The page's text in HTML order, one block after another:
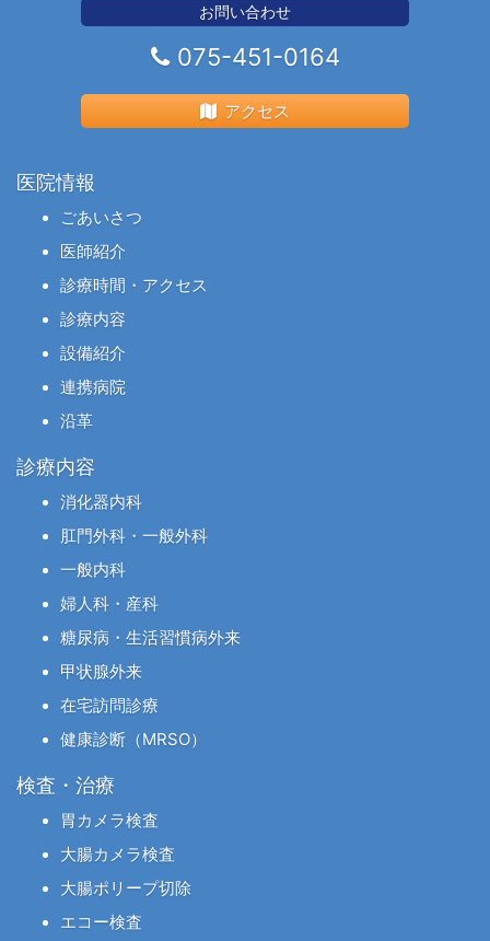
お問い合わせ
075-451-0164
アクセス
医院情報
ごあいさつ
医師紹介
診療時間・アクセス
診療内容
設備紹介
連携病院
沿革
診療内容
消化器内科
肛門外科・一般外科
一般内科
婦人科・産科
糖尿病・生活習慣病外来
甲状腺外来
在宅訪問診療
健康診断（MRSO）
検査・治療
胃カメラ検査
大腸カメラ検査
大腸ポリープ切除
エコー検査